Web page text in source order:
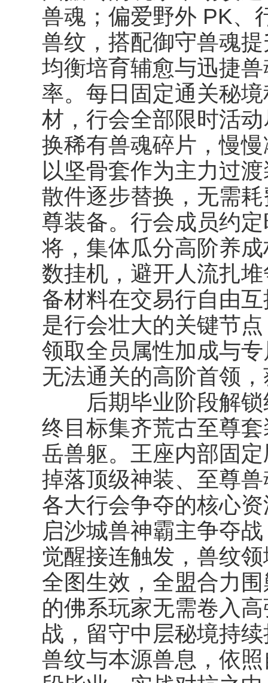
兽魂；偏爱野外 PK、
兽纹，搭配御守兽魂
均衡培育辅愈与迅捷
率。每日固定通关秘
材，行会全部限时活
换稀有兽魂碎片，慢
以坚骨套作为主力过
散件逐步替换，无需
尊装备。行会成员约
将，集体瓜分高阶养
数挂机，避开人流扎
备材料在交易行自由
是行会壮大的关键节
领取全员属性加成与
无法通关的高阶首领
后期毕业阶段解锁
终目标集齐荒古至尊
岳兽躯。王座内部固
掉落顶级神装、至尊
各大行会争夺的核心
启沙城兽神霸主争夺
觉醒接连触发，兽纹
全图生效，全盟合力
的佛系玩家无需卷入
战，留守中层秘境持
兽纹与本源兽息，依